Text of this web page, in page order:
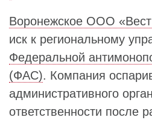
Воронежское ООО «Вест
иск к региональному
Федеральной
(ФАС). Компания
административного
ответственности после